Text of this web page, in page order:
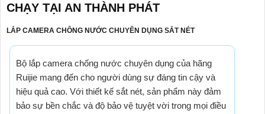
CHẠY TẠI AN THÀNH PHÁT
LẮP CAMERA CHÔNG NƯỚC CHUYÊN DỤNG SẮT NÉT
Top Những Bộ Camera Giám Sát Nên Dùng: Công Ty
Máy Xí Nghiệp
Bộ lắp camera chống nước chuyên dụng của hãng
Ruijie mang đến cho người dùng sự đáng tin cậy và
hiệu quả cao. Với thiết kế sắt nét, sản phẩm này đảm
bảo sự bền chắc và độ bảo vệ tuyệt vời trong mọi điều